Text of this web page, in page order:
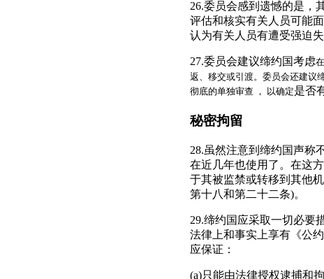
26.委员会感到遗憾的是，
评估和核实有关人员可能
认为有关人员有遭受强迫
27.委员会建议缔约国考虑
返、移交或引渡。委员会还建议
彻底的单独审查 ， 以确定是否
秘密拘留
28.虽然注意到缔约国声称
在近几年也使用了。在这
于其被监禁或转移到其他
第十八和第二十二条)。
29.缔约国应采取一切必要
法律上和事实上享有《公
应保证：
(a)只能由法律授权逮捕和